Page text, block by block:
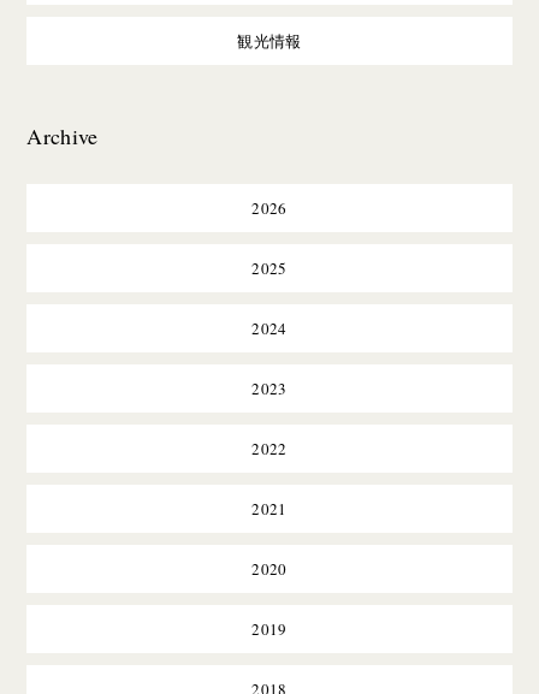
観光情報
Archive
2026
2025
2024
2023
2022
2021
2020
2019
2018